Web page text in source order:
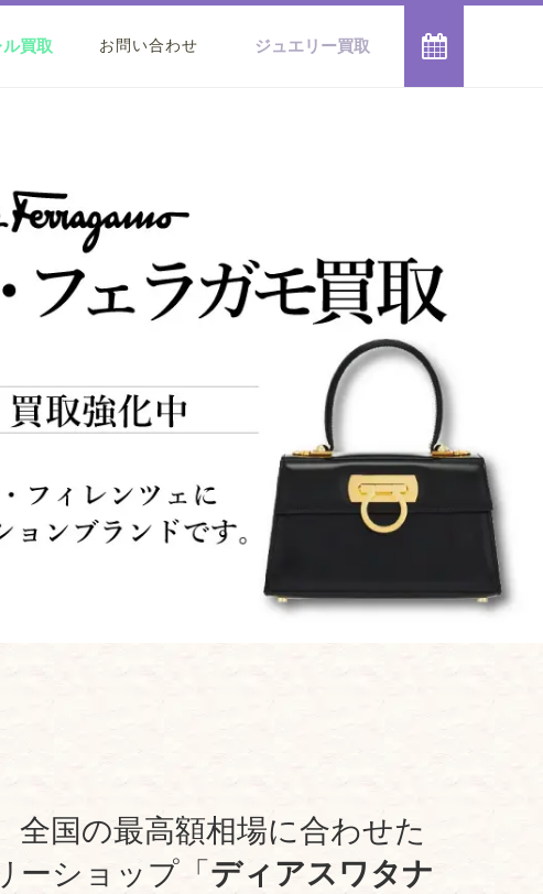

買取 お問い合わせ ジュエリー買取
全国の最高額相場に合わせた
ーショップ「 ディアスワタナ